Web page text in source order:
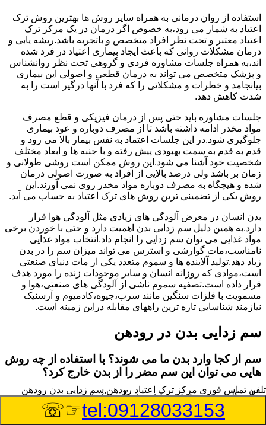
استفاده از روان درمانی به همراه سایر روش ها بهترین روش ترک
اعتیاد به شمار می رود،به خصوص اگر درمان در یک مرکز ترک
اعتیاد معتبر و تحت نظر افراد متخصص و باتجربه باشد.ریشه یابی و
درمان مشکلات روانی که باعث ایجاد بیماری اعتیاد در فرد شده
اند،به همراه جلسات مشاوره فردی و گروهی تحت نظر روانشناس
و پزشک متخصص می تواند به درمان قطعی و اصولی این بیماری
بیانجامد و خطرات و مشکلاتی را که فرد با آنها درگیر است را به
شدت کاهش دهد.
جلسات مشاوره باید حتی پس از درمان فیزیکی و قطع مصرف
مواد مخدر ادامه داشته باشد تا از مصرف دوباره و عود بیماری
جلوگیری شود.در این جلسات اعتماد به نفس بیمار بالا می رود و
قدم به قدم به سمت بهبودی پیش رفته و با جنبه ها و ابعاد مختلف
شخصیت خود آشنا می شود.این روش ممکن است روشی طولانی و
زمان بر باشد ولی درصد بالایی از افراد به صورت اصولی درمان
شده و هیچگاه به مصرف دوباره مواد مخدر روی نمی آورند.این
روش یکی از تضمینی ترین روش های ترک اعتیاد به حساب می آید.
بدن انسان در معرض آلودگی های زیادی مثل آلودگی هوا قرار
دارد.به همین دلیل سم زدایی بدن اهمیت دارد و حتی با خوردن برخی
مواد غذایی می توان سم زدایی را انجام داد.انتخاب مواد غذایی
نامناسب،مات گوارشی و استرس می تواند میزان سم را در بدن
زیاد دهد.تولید آلاینده ها و سموم متعدد یکی از مات دنیای صنعتی
است،موادی که روزانه انسان و سایر موجودات زنده را مورد هدف
قرار داده است.تصفیه سموم ناشی از آلودگی های صنعتی،هوا و
مسمویت با فلزات سنگین مانند سرب،جیوه،کادمیوم و آرسنیک
نیازمند شناسایی تازه ترین راههای مقابله دراین زمینه است.
سم زدایی بدن در رودهن
سم از کجا وارد بدن ما می شوند؟ با استفاده از چه روش
هایی می توان این سم مضر را از بدن خارج کرد؟
بطور کلی سم موجود در بدن به دو گروه عمده تقسیم می
شوند.بخش بزرگی از این سموم مثل مواد به جا مانده از سموم
گیاهی و آفت کش ها،فلزات سنگین ناشی از آلودگی هوا،انواع
تلفن تماس فوری مرکز ترک اعتیاد رودهن,سم زدایی بدن رودهن
tel:09128033153
☞☏